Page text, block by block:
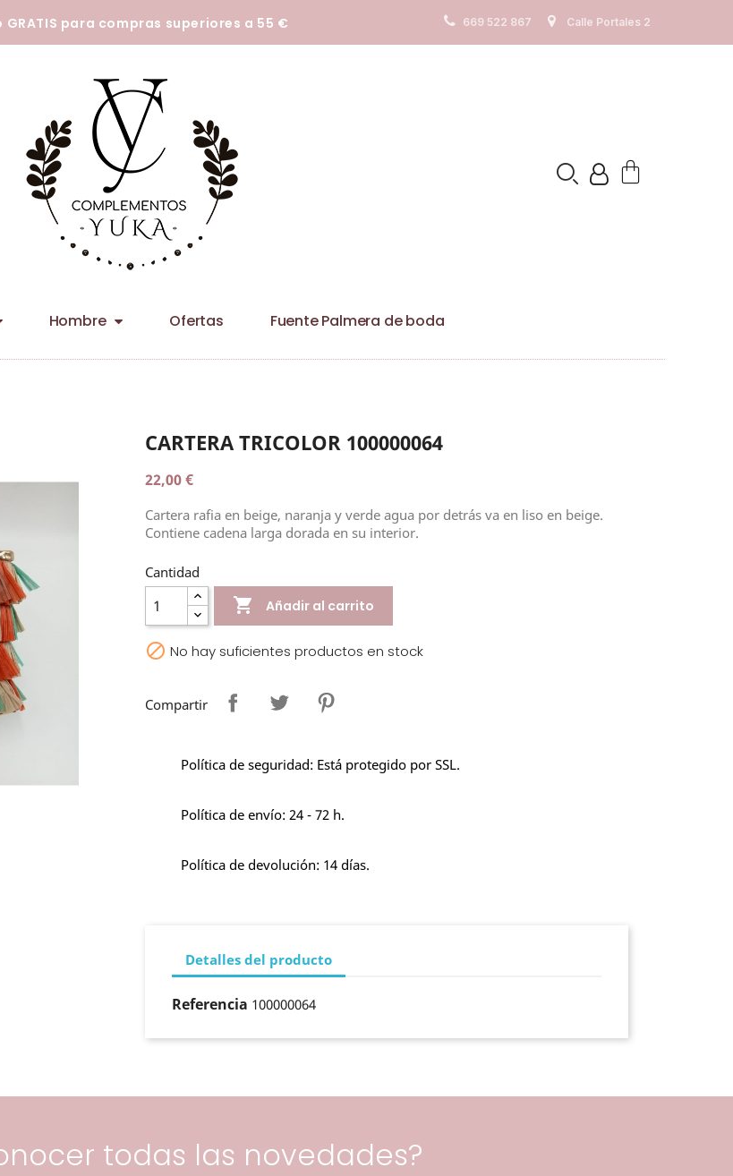
que podamos mejorar su experiencia en nuestros sitios. Ver Politica de cookies
GRATIS para compras superiores a 55 € 669 522 867 Calle Portales 2
Hombre Ofertas Fuente Palmera de boda
CARTERA TRICOLOR 100000064
22,00 €
Cartera rafia en beige, naranja y verde agua por detrás va en liso en beige.
Contiene cadena larga dorada en su interior.
Cantidad
 Añadir al carrito
 No hay suficientes productos en stock
Compartir
Política de seguridad: Está protegido por SSL.
Política de envío: 24 - 72 h.
Política de devolución: 14 días.
Detalles del producto
Referencia 100000064
todas las novedades?